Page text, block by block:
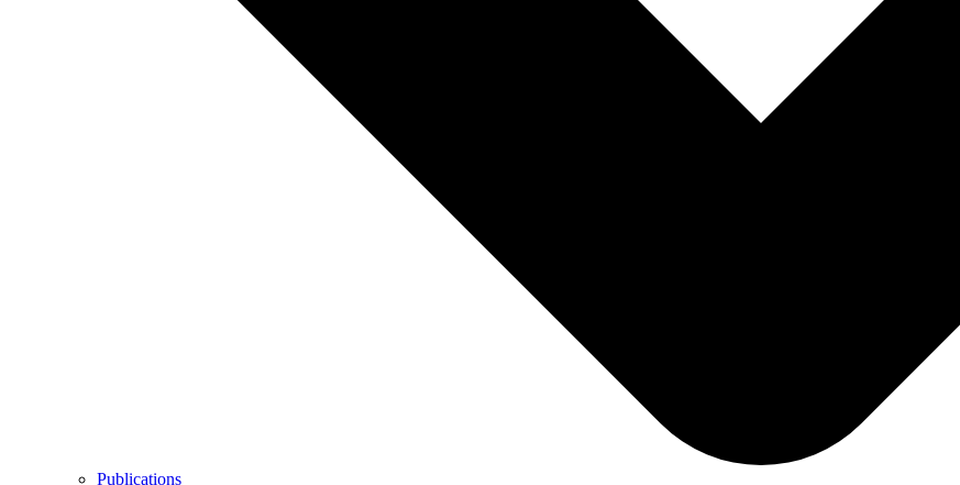
Publications